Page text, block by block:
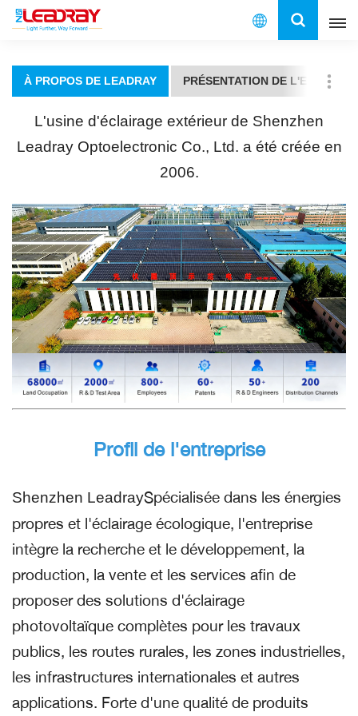
Français
español
العربية
中文
À PROPOS DE LEADRAY PRÉSENTATION DE
L'usine d'éclairage extérieur de Shenzhen
Leadray Optoelectronic Co., Ltd. a été créée en
2006.
Profil de l'entreprise
Shenzhen LeadraySpécialisée dans les énergies
propres et l'éclairage écologique, l'entreprise
intègre la recherche et le développement, la
production, la vente et les services afin de
proposer des solutions d'éclairage
photovoltaïque complètes pour les travaux
publics, les routes rurales, les zones industrielles,
les infrastructures internationales et autres
applications. Forte d'une qualité de produits